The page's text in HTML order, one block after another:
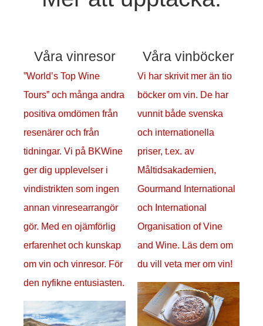
Våra vinresor
”World’s Top Wine
Tours” och många andra
positiva omdömen från
resenärer och från
tidningar. Vi på BKWine
ger dig upplevelser i
vindistrikten som ingen
annan vinresearrangör
gör. Med en ojämförlig
erfarenhet och kunskap
om vin och vinresor. För
den nyfikne entusiasten.
Våra vinböcker
Vi har skrivit mer än tio
böcker om vin. De har
vunnit både svenska
och internationella
priser, t.ex. av
Måltidsakademien,
Gourmand International
och International
Organisation of Vine
and Wine. Läs dem om
du vill veta mer om vin!